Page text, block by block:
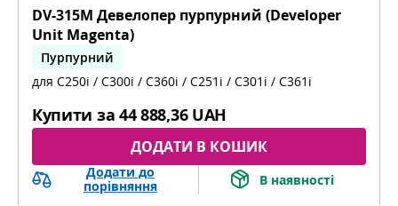
DV-315M Девелопер пурпурний (Developer
Unit Magenta)
Пурпурний
bizhub C251i, bizhub C301i, bizhub C361i
для C250i / C300i / C360i / C251i / C301i / C361i
Купити за 44 888,36 UAH
ДОДАТИ В КОШИК
Додати до
порівняння
В наявності